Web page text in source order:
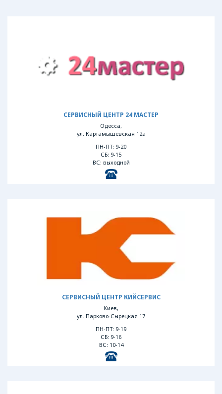
СЕРВИСНЫЙ ЦЕНТР 24 МАСТЕР
Одесса,
ул. Картамышевская 12а
ПН-ПТ: 9-20
СБ: 9-15
ВС: выходной
СЕРВИСНЫЙ ЦЕНТР КИЙСЕРВИС
Киев,
ул. Парково-Сырецкая 17
ПН-ПТ: 9-19
СБ: 9-16
ВС: 10-14